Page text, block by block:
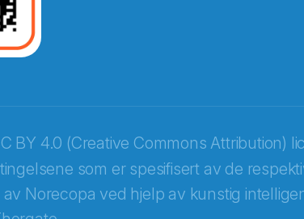
BY 4.0 (Creative Commons Attribution)
som er spesifisert av de
Norecopa ved hjelp av kunstig